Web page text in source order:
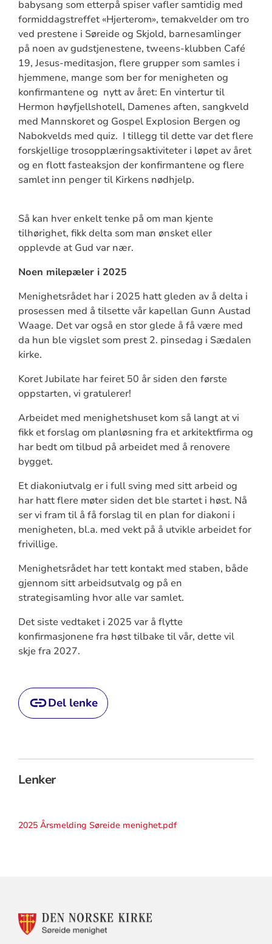
babysang som etterpå spiser vafler samtidig med
formiddagstreffet «Hjerterom», temakvelder om tro
ved prestene i Søreide og Skjold, barnesamlinger
på noen av gudstjenestene, tweens-klubben Café
19, Jesus-meditasjon, flere grupper som samles i
hjemmene, mange som ber for menigheten og
konfirmantene og nytt av året: En vintertur til
Hermon høyfjellshotell, Damenes aften, sangkveld
med Mannskoret og Gospel Explosion Bergen og
Nabokvelds med quiz. I tillegg til dette var det flere
forskjellige trosopplæringsaktiviteter i løpet av året
og en flott fasteaksjon der konfirmantene og flere
samlet inn penger til Kirkens nødhjelp.
Så kan hver enkelt tenke på om man kjente
tilhørighet, fikk delta som man ønsket eller
opplevde at Gud var nær.
Noen milepæler i 2025
Menighetsrådet har i 2025 hatt gleden av å delta i
prosessen med å tilsette vår kapellan Gunn Austad
Waage. Det var også en stor glede å få være med
da hun ble vigslet som prest 2. pinsedag i Sædalen
kirke.
Koret Jubilate har feiret 50 år siden den første
oppstarten, vi gratulerer!
Arbeidet med menighetshuset kom så langt at vi
fikk et forslag om planløsning fra et arkitektfirma og
har bedt om tilbud på arbeidet med å renovere
bygget.
Et diakoniutvalg er i full sving med sitt arbeid og
har hatt flere møter siden det ble startet i høst. Nå
ser vi fram til å få forslag til en plan for diakoni i
menigheten, bl.a. med vekt på å utvikle arbeidet for
frivillige.
Menighetsrådet har tett kontakt med staben, både
gjennom sitt arbeidsutvalg og på en
strategisamling hvor alle var samlet.
Det siste vedtaket i 2025 var å flytte
konfirmasjonene fra høst tilbake til vår, dette vil
skje fra 2027.
Del lenke
Lenker
2025 Årsmelding Søreide menighet.pdf
KONTAKTINFORMASJON